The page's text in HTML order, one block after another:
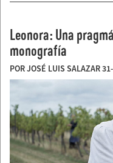
Leonora: Una
monografía
POR JOSÉ LUIS SALAZAR